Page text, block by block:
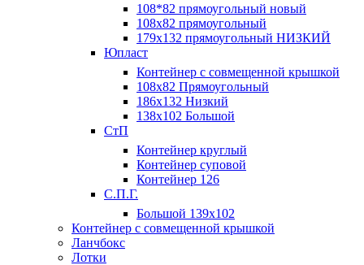
108*82 прямоугольный новый
108х82 прямоугольный
179х132 прямоугольный НИЗКИЙ
Юпласт
Контейнер с совмещенной крышкой
108х82 Прямоугольный
186х132 Низкий
138х102 Большой
СтП
Контейнер круглый
Контейнер суповой
Контейнер 126
С.П.Г.
Большой 139х102
Контейнер с совмещенной крышкой
Ланчбокс
Лотки